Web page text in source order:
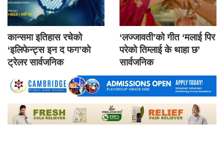
कान्समा इतिहास रचेको
‘इलिफेन्ट्स इन द फग’को
ट्रेलर सार्वजनिक
‘लज्जावती’को गीत ‘मलाई पिर
परेको तिम्लाई के थाहा छ’
सार्वजनिक